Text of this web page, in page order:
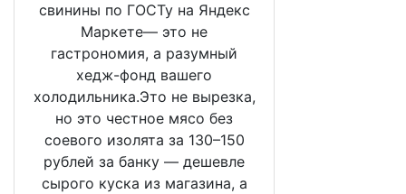
свинины по ГОСТу на Яндекс
Маркете— это не
гастрономия, а разумный
хедж-фонд вашего
холодильника.Это не вырезка,
но это честное мясо без
соевого изолята за 130–150
рублей за банку — дешевле
сырого куска из магазина, а